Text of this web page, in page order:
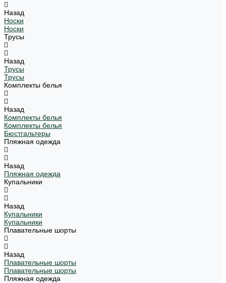
Назад
Носки
Носки
Трусы
Назад
Трусы
Трусы
Комплекты белья
Назад
Комплекты белья
Комплекты белья
Бюстгальтеры
Пляжная одежда
Назад
Пляжная одежда
Купальники
Назад
Купальники
Купальники
Плавательные шорты
Назад
Плавательные шорты
Плавательные шорты
Пляжная одежда